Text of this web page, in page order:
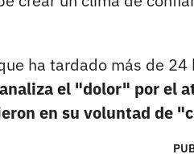
ha tardado más de 24
el "dolor" por el
en su voluntad de